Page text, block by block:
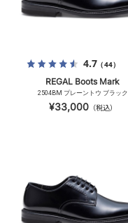
4.7（44）
REGAL Boots Mark
2504BM プレーントウ ブラック
¥33,000（税込）